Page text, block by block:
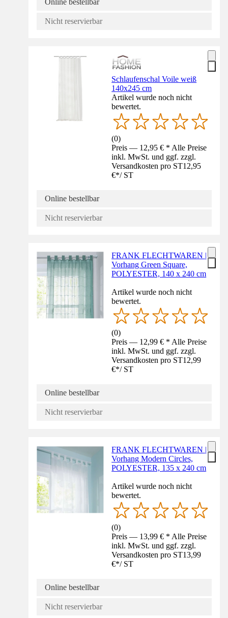
Nicht reservierbar
Schlaufenschal Voile weiß
140x245 cm
Artikel wurde noch nicht
bewertet.
(0)
Preis — 12,95 € * Alle Preise
inkl. MwSt. und ggf. zzgl.
Versandkosten pro ST12,95
€*/ ST
Online bestellbar
Nicht reservierbar
FRANK FLECHTWAREN |
Vorhang Green Square,
POLYESTER, 140 x 240 cm
Artikel wurde noch nicht
bewertet.
(0)
Preis — 12,99 € * Alle Preise
inkl. MwSt. und ggf. zzgl.
Versandkosten pro ST12,99
€*/ ST
Online bestellbar
Nicht reservierbar
FRANK FLECHTWAREN |
Vorhang Modern Circles,
POLYESTER, 135 x 240 cm
Artikel wurde noch nicht
bewertet.
(0)
Preis — 13,99 € * Alle Preise
inkl. MwSt. und ggf. zzgl.
Versandkosten pro ST13,99
€*/ ST
Online bestellbar
Nicht reservierbar